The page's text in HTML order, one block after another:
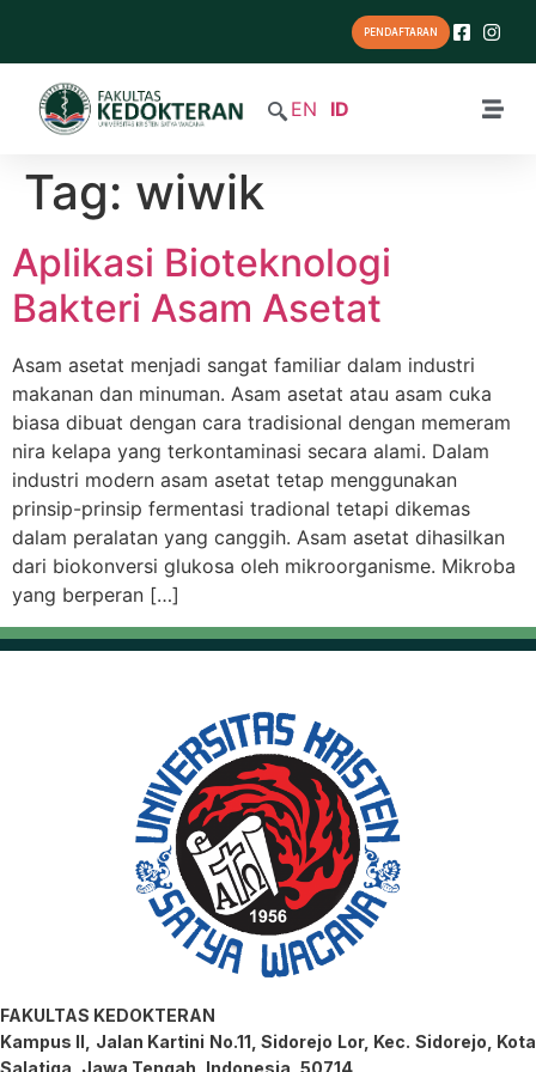
PENDAFTARAN
EN ID
Tag: wiwik
Aplikasi Bioteknologi
Bakteri Asam Asetat
Asam asetat menjadi sangat familiar dalam industri
makanan dan minuman. Asam asetat atau asam cuka
biasa dibuat dengan cara tradisional dengan memeram
nira kelapa yang terkontaminasi secara alami. Dalam
industri modern asam asetat tetap menggunakan
prinsip-prinsip fermentasi tradional tetapi dikemas
dalam peralatan yang canggih. Asam asetat dihasilkan
dari biokonversi glukosa oleh mikroorganisme. Mikroba
yang berperan […]
FAKULTAS KEDOKTERAN
Kampus II, Jalan Kartini No.11, Sidorejo Lor, Kec. Sidorejo, Kota
Salatiga, Jawa Tengah, Indonesia, 50714